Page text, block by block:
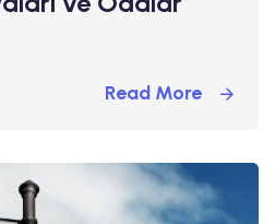
Read More